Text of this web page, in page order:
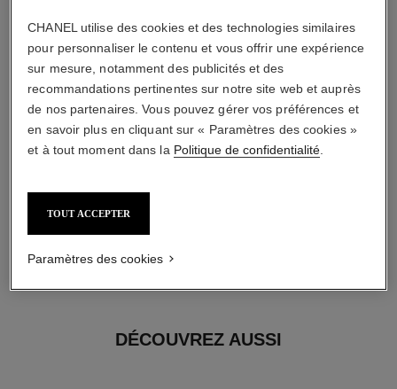
Caractéristiques variables**
DÉCOUVREZ AUSSI
CHANEL utilise des cookies et des technologies similaires
pour personnaliser le contenu et vous offrir une expérience
sur mesure, notamment des publicités et des
recommandations pertinentes sur notre site web et auprès
de nos partenaires. Vous pouvez gérer vos préférences et
en savoir plus en cliquant sur « Paramètres des cookies »
et à tout moment dans la Politique de confidentialité.
TOUT ACCEPTER
Paramètres des cookies